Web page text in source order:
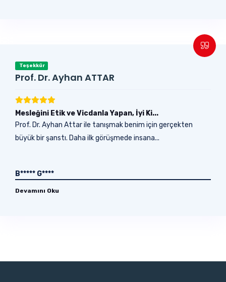
Teşekkür
Prof. Dr. Ayhan ATTAR
Mesleğini Etik ve Vicdanla Yapan, İyi Ki...
Prof. Dr. Ayhan Attar ile tanışmak benim için gerçekten
büyük bir şanstı. Daha ilk görüşmede insana...
B***** G****
Devamını Oku